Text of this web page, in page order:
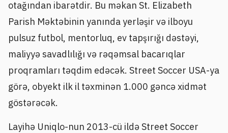
otağından ibarətdir. Bu məkan St. Elizabeth
Parish Məktəbinin yanında yerləşir və ilboyu
pulsuz futbol, mentorluq, ev tapşırığı dəstəyi,
maliyyə savadlılığı və rəqəmsal bacarıqlar
proqramları təqdim edəcək. Street Soccer USA-ya
görə, obyekt ilk il təxminən 1.000 gəncə xidmət
göstərəcək.
Layihə Uniqlo-nun 2013-cü ildə Street Soccer